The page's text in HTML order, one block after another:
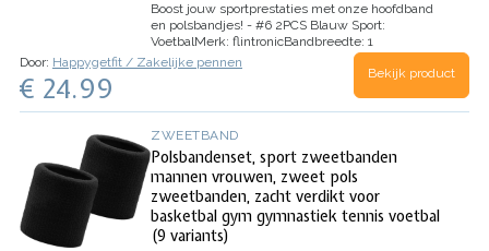
Boost jouw sportprestaties met onze hoofdband
en polsbandjes! - #6 2PCS Blauw Sport:
VoetbalMerk: flintronicBandbreedte: 1
CentimeterBandkleur: Materiaaltype van…
Door: Happygetfit / Zakelijke pennen
€ 24.99 Bekijk product
ZWEETBAND
Polsbandenset, sport zweetbanden
mannen vrouwen, zweet pols
zweetbanden, zacht verdikt voor
basketbal gym gymnastiek tennis voetbal
(9 variants)